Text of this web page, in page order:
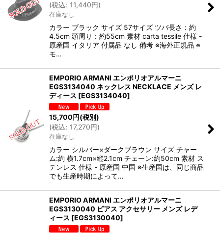
(税込: 11,440円)
在庫なし
カラー ブラック サイズ 57サイズ ツバ長さ：約
4.5cm 頭周り：約55cm 素材 carta tessile 仕様 -
原産国 イタリア 付属品 なし 備考 ※海外正規品 ※
モ…
EMPORIO ARMANI エンポリオアルマーニ
EGS3134040 ネックレス NECKLACE メンズ レ
ディース [EGS3134040]
15,700円(税別)
(税込: 17,270円)
在庫なし
カラー シルバー×ダークブラウン サイズ チャー
ム:約 横1.7cm×縦2.1cm チェーン:約50cm 素材 ス
テンレス 仕様 - 原産国 中国 ※生産国は、同じ商品
でも生産時期によって…
EMPORIO ARMANI エンポリオアルマーニ
EGS3130040 ピアス アクセサリー メンズ レデ
ィース [EGS3130040]